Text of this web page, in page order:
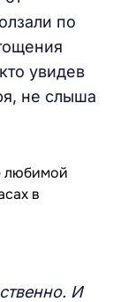
по
увидев
не слыша
И